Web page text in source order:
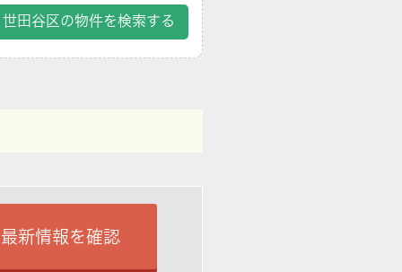
世田谷区の物件を検索する
新情報を確認